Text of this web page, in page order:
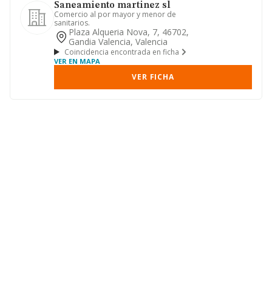
Saneamiento martinez sl
Comercio al por mayor y menor de
sanitarios.
Plaza Alqueria Nova, 7, 46702,
Gandia Valencia, Valencia
Coincidencia encontrada en ficha
VER EN MAPA
VER FICHA